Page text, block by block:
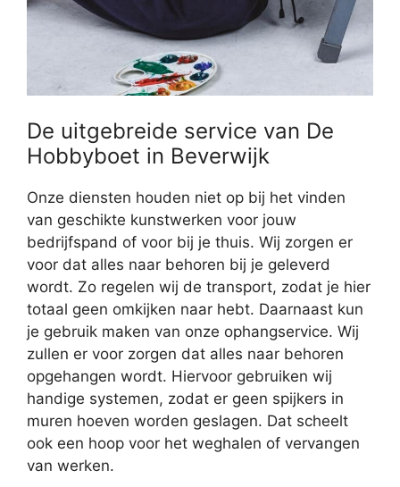
De uitgebreide service van De
Hobbyboet in Beverwijk
Onze diensten houden niet op bij het vinden
van geschikte kunstwerken voor jouw
bedrijfspand of voor bij je thuis. Wij zorgen er
voor dat alles naar behoren bij je geleverd
wordt. Zo regelen wij de transport, zodat je hier
totaal geen omkijken naar hebt. Daarnaast kun
je gebruik maken van onze ophangservice. Wij
zullen er voor zorgen dat alles naar behoren
opgehangen wordt. Hiervoor gebruiken wij
handige systemen, zodat er geen spijkers in
muren hoeven worden geslagen. Dat scheelt
ook een hoop voor het weghalen of vervangen
van werken.